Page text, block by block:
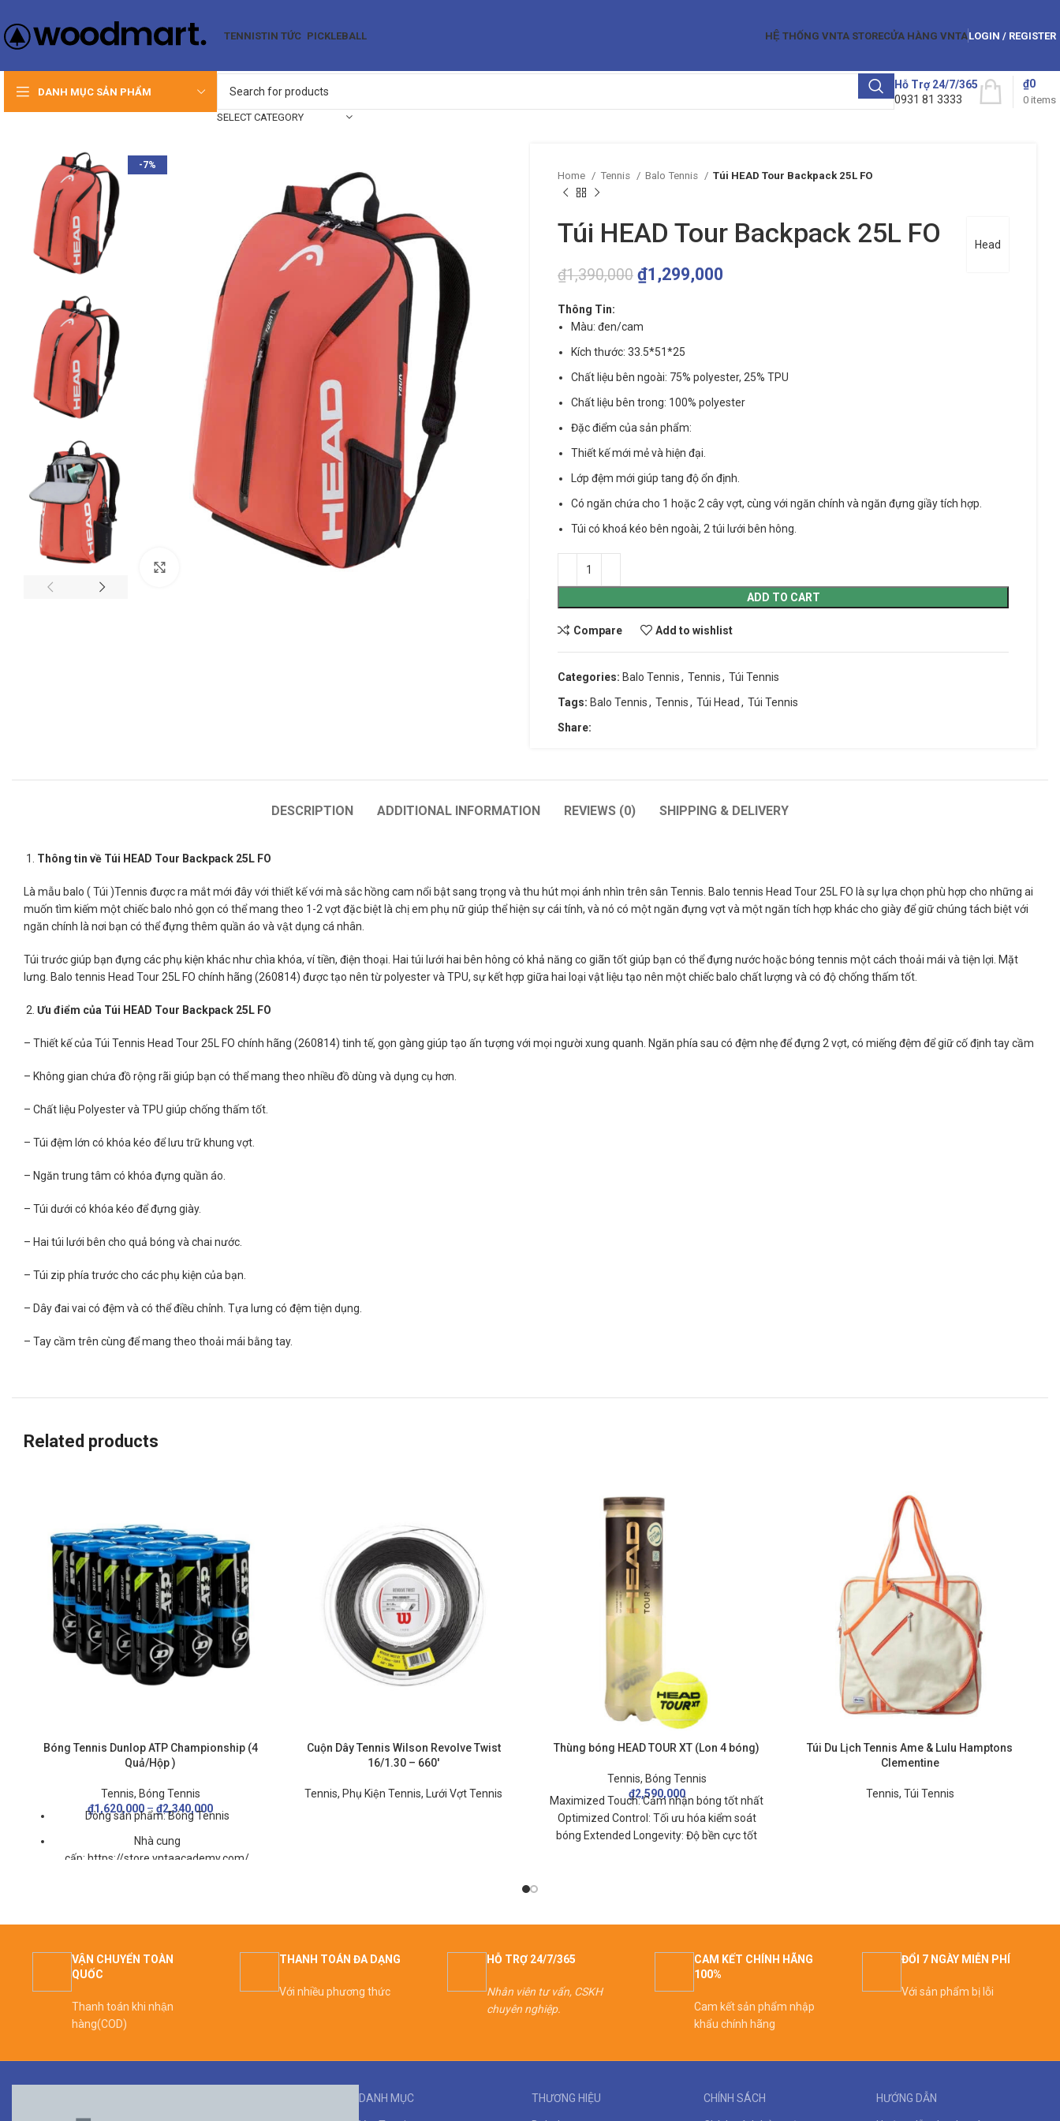
TENNIS
Vợt Tennis Radical
Vợt Trẻ Em
WILSON BABOLAT
Pure Aero + Unstrung
Vợt Tennis Babolat Pure Strike
Babolat Evo Drive
Babolat Pure Aero
Babolat Boost Rafa
PRINCE
Tour 100p Textreme
YONEX
TIN TỨC PICKLEBALL HỆ THỐNG VNTA STORECỬA HÀNG VNTALOGIN / REGISTER
DANH MỤC SẢN PHẨM
SELECT CATEGORY
Hỗ Trợ 24/7/365
0931 81 3333
0 items
₫0
-7%
Home Tennis Balo Tennis Túi HEAD Tour Backpack 25L FO
Head
Túi HEAD Tour Backpack 25L FO
₫1,390,000 ₫1,299,000
Thông Tin:
Màu: đen/cam
Kích thước: 33.5*51*25
Chất liệu bên ngoài: 75% polyester, 25% TPU
Chất liệu bên trong: 100% polyester
Đặc điểm của sản phẩm:
Thiết kế mới mẻ và hiện đại.
Lớp đệm mới giúp tang độ ổn định.
Có ngăn chứa cho 1 hoặc 2 cây vợt, cùng với ngăn chính và ngăn đựng giầy tích hợp.
Túi có khoá kéo bên ngoài, 2 túi lưới bên hông.
ADD TO CART
Compare Add to wishlist
Categories: Balo Tennis, Tennis, Túi Tennis
Tags: Balo Tennis, Tennis, Túi Head , Túi Tennis
Share:
DESCRIPTION ADDITIONAL INFORMATION REVIEWS (0) SHIPPING & DELIVERY
Thông tin về Túi HEAD Tour Backpack 25L FO
Là mẫu balo ( Túi )Tennis được ra mắt mới đây với thiết kế với mà sắc hồng cam nổi bật sang trọng và thu hút mọi ánh nhìn trên sân Tennis. Balo tennis Head Tour 25L FO là sự lựa chọn phù hợp cho những ai
muốn tìm kiếm một chiếc balo nhỏ gọn có thể mang theo 1-2 vợt đặc biệt là chị em phụ nữ giúp thể hiện sự cái tính, và nó có một ngăn đựng vợt và một ngăn tích hợp khác cho giày để giữ chúng tách biệt với
ngăn chính là nơi bạn có thể đựng thêm quần áo và vật dụng cá nhân.
Túi trước giúp bạn đựng các phụ kiện khác như chìa khóa, ví tiền, điện thoại. Hai túi lưới hai bên hông có khả năng co giãn tốt giúp bạn có thể đựng nước hoặc bóng tennis một cách thoải mái và tiện lợi. Mặt
lưng. Balo tennis Head Tour 25L FO chính hãng (260814) được tạo nên từ polyester và TPU, sự kết hợp giữa hai loại vật liệu tạo nên một chiếc balo chất lượng và có độ chống thấm tốt.
Ưu điểm của Túi HEAD Tour Backpack 25L FO
– Thiết kế của Túi Tennis Head Tour 25L FO chính hãng (260814) tinh tế, gọn gàng giúp tạo ấn tượng với mọi người xung quanh. Ngăn phía sau có đệm nhẹ để đựng 2 vợt, có miếng đệm để giữ cố định tay cầm
– Không gian chứa đồ rộng rãi giúp bạn có thể mang theo nhiều đồ dùng và dụng cụ hơn.
– Chất liệu Polyester và TPU giúp chống thấm tốt.
– Túi đệm lớn có khóa kéo để lưu trữ khung vợt.
– Ngăn trung tâm có khóa đựng quần áo.
– Túi dưới có khóa kéo để đựng giày.
– Hai túi lưới bên cho quả bóng và chai nước.
– Túi zip phía trước cho các phụ kiện của bạn.
– Dây đai vai có đệm và có thể điều chỉnh. Tựa lưng có đệm tiện dụng.
– Tay cầm trên cùng để mang theo thoải mái bằng tay.
Related products
Bóng Tennis Dunlop ATP Championship (4
Quả/Hộp )
Tennis, Bóng Tennis
₫1,620,000 – ₫2,340,000
Dòng sản phẩm:Bóng Tennis
Nhà cung
cấp: https://store.vntaacademy.com/
Giao hàng: Toàn quốc
Cuộn Dây Tennis Wilson Revolve Twist
16/1.30 – 660′
Tennis, Phụ Kiện Tennis, Lưới Vợt Tennis
Thùng bóng HEAD TOUR XT (Lon 4 bóng)
Tennis, Bóng Tennis
₫2,590,000
Maximized Touch: Cảm nhận bóng tốt nhất
Optimized Control: Tối ưu hóa kiểm soát
bóng Extended Longevity: Độ bền cực tốt
Túi Du Lịch Tennis Ame & Lulu Hamptons
Clementine
Tennis, Túi Tennis
VẬN CHUYỂN TOÀN
QUỐC
Thanh toán khi nhận
hàng(COD)
THANH TOÁN ĐA DẠNG
Với nhiều phương thức
HỖ TRỢ 24/7/365
Nhân viên tư vấn, CSKH
chuyên nghiệp.
CAM KẾT CHÍNH HÃNG
100%
Cam kết sản phẩm nhập
khẩu chính hãng
ĐỔI 7 NGÀY MIỄN PHÍ
Với sản phẩm bị lỗi
DANH MỤC THƯƠNG HIỆU CHÍNH SÁCH HƯỚNG DẪN